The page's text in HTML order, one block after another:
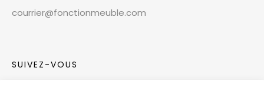
courrier@fonctionmeuble.com
SUIVEZ-VOUS